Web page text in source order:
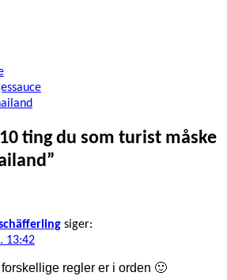
10 ting du som turist måske
”
siger:
13:42
regler er i orden 🙂